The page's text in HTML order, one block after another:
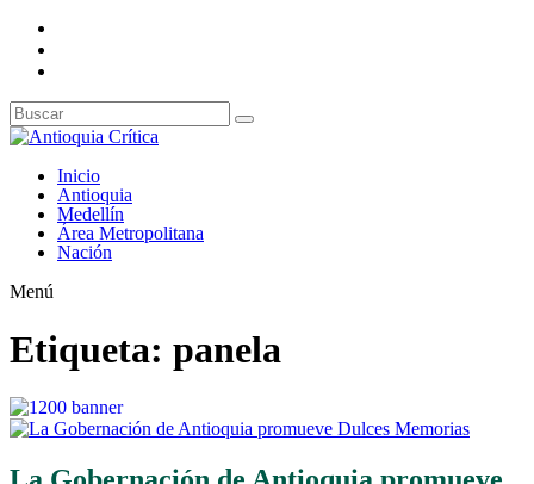
Inicio
Antioquia
Medellín
Área Metropolitana
Nación
Menú
Etiqueta: panela